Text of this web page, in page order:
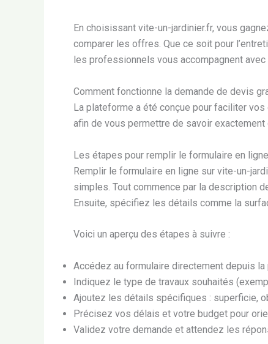
En choisissant vite-un-jardinier.fr, vous
comparer les offres. Que ce soit pour
les professionnels vous accompagnent
Comment fonctionne la demande de devis
La plateforme a été conçue pour faciliter
afin de vous permettre de savoir
Les étapes pour remplir le formulaire en ligne
Remplir le formulaire en ligne sur vite-un-
simples. Tout commence par la description
Ensuite, spécifiez les détails comme la
Voici un aperçu des étapes à suivre :
Accédez au formulaire directement depuis la
Indiquez le type de travaux souhaités
Ajoutez les détails spécifiques : superficie,
Précisez vos délais et votre budget pour
Validez votre demande et attendez les